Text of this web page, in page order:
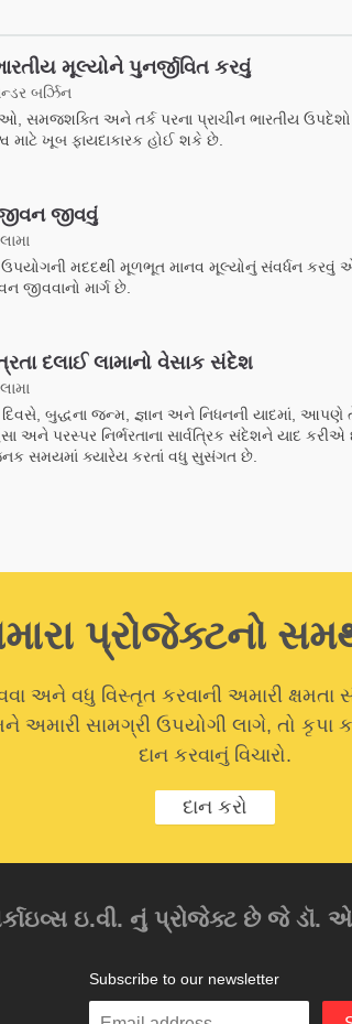
મૂલ્યોને પુનર્જીવિત કરવું
બર્ઝિન
સમજશક્તિ અને તર્ક પરના પ્રાચીન ભારતીય ઉપદેશો
માટે ખૂબ ફાયદાકારક હોઈ શકે છે.
જીવવું
ઉપયોગની મદદથી મૂળભૂત માનવ મૂલ્યોનું સંવર્ધન કરવું
જીવવાનો માર્ગ છે.
દલાઈ લામાનો વેસાક સંદેશ
બુદ્ધના જન્મ, જ્ઞાન અને નિધનની યાદમાં, આપણે
અને પરસ્પર નિર્ભરતાના સાર્વત્રિક સંદેશને યાદ
સમયમાં ક્યારેય કરતાં વધુ સુસંગત છે.
પ્રોજેક્ટનો
અને વધુ વિસ્તૃત કરવાની અમારી ક્ષમતા
અમારી સામગ્રી ઉપયોગી લાગે, તો
દાન કરવાનું વિચારો.
દાન કરો
ઇ.વી. નું પ્રોજેક્ટ છે જે ડૉ.
Subscribe to our newsletter
Enter